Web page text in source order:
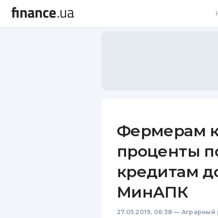
Фермерам
проценты
кредитам
МинАПК
27.05.2019, 06:38 — Аграрный